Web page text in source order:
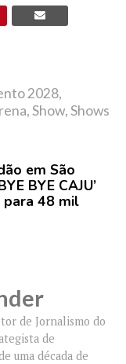
2028,
,Show,Shows
em São
BYE CAJU’
48 mil
de Jornalismo do
de
uma década de